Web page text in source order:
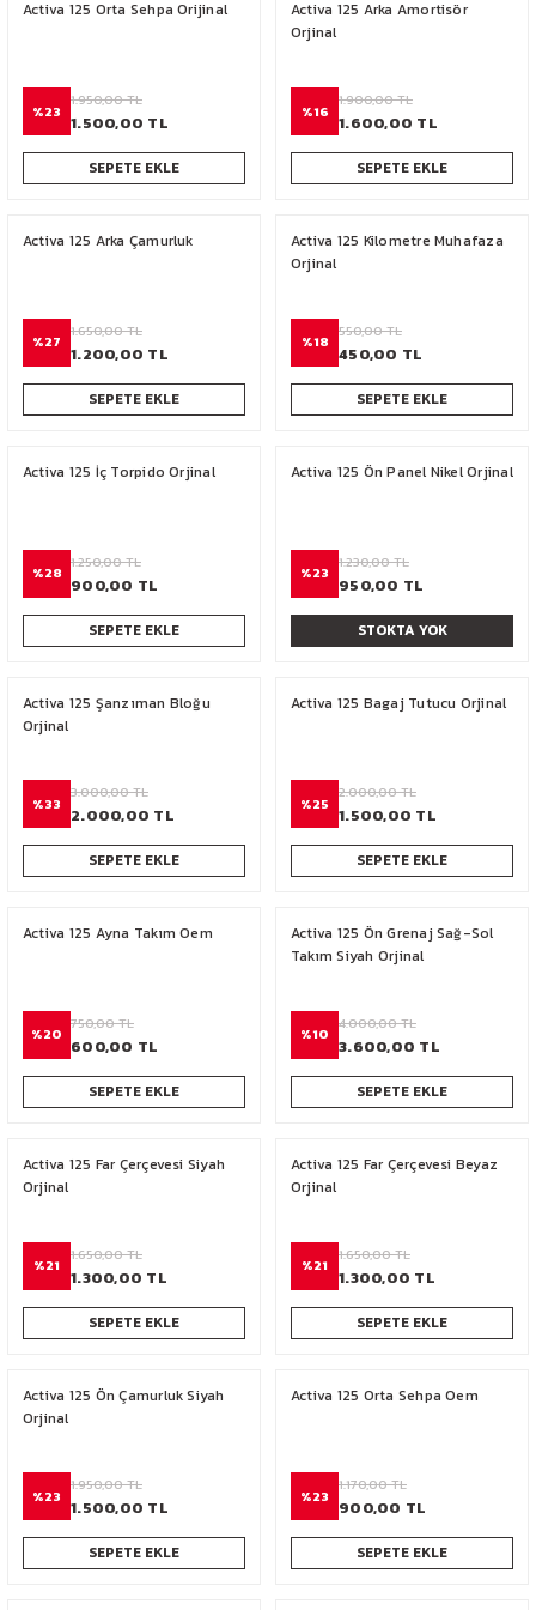
PCX 125-150
FORZA 250
CBR 250
CRF 250 RALLY
SH 125
NC 750
Activa 125 Orta Sehpa Orijinal
%23
1.950,00 TL
1.500,00 TL
SEPETE EKLE
Activa 125 Arka Amortisör
Orjinal
%16
1.900,00 TL
1.600,00 TL
SEPETE EKLE
Activa 125 Arka Çamurluk
%27
1.650,00 TL
1.200,00 TL
SEPETE EKLE
Activa 125 Kilometre Muhafaza
Orjinal
%18
550,00 TL
450,00 TL
SEPETE EKLE
Activa 125 İç Torpido Orjinal
%28
1.250,00 TL
900,00 TL
SEPETE EKLE
Activa 125 Ön Panel Nikel Orjinal
%23
1.230,00 TL
950,00 TL
STOKTA YOK
Activa 125 Şanzıman Bloğu
Orjinal
%33
3.000,00 TL
2.000,00 TL
SEPETE EKLE
Activa 125 Bagaj Tutucu Orjinal
%25
2.000,00 TL
1.500,00 TL
SEPETE EKLE
Activa 125 Ayna Takım Oem
%20
750,00 TL
600,00 TL
SEPETE EKLE
Activa 125 Ön Grenaj Sağ-Sol
Takım Siyah Orjinal
%10
4.000,00 TL
3.600,00 TL
SEPETE EKLE
Activa 125 Far Çerçevesi Siyah
Orjinal
%21
1.650,00 TL
1.300,00 TL
SEPETE EKLE
Activa 125 Far Çerçevesi Beyaz
Orjinal
%21
1.650,00 TL
1.300,00 TL
SEPETE EKLE
Activa 125 Ön Çamurluk Siyah
Orjinal
%23
1.950,00 TL
1.500,00 TL
SEPETE EKLE
Activa 125 Orta Sehpa Oem
%23
1.170,00 TL
900,00 TL
SEPETE EKLE